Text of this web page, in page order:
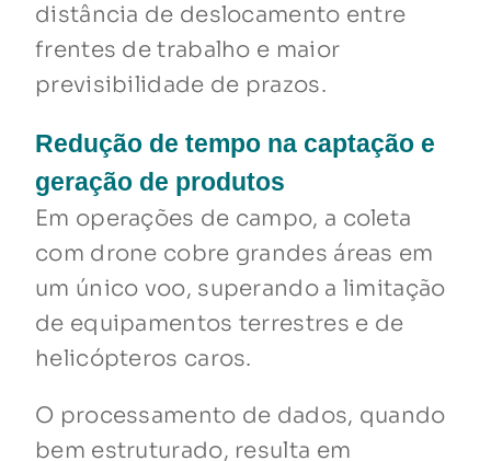
distância de deslocamento entre
frentes de trabalho e maior
previsibilidade de prazos.
Redução de tempo na captação e
geração de produtos
Em operações de campo, a coleta
com drone cobre grandes áreas em
um único voo, superando a limitação
de equipamentos terrestres e de
helicópteros caros.
O processamento de dados, quando
bem estruturado, resulta em